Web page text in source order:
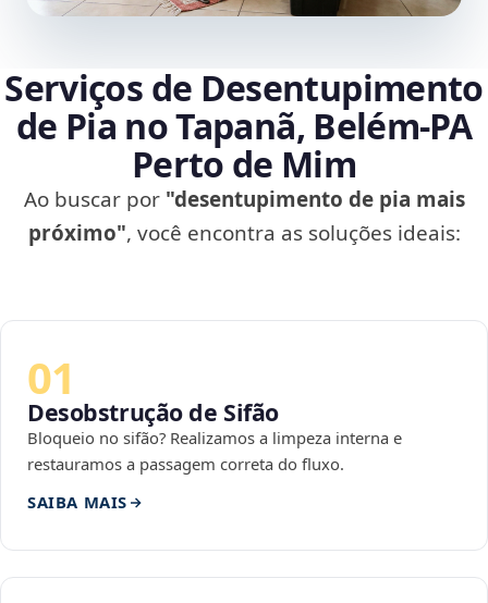
Serviços de Desentupimento
de Pia no Tapanã, Belém‑PA
Perto de Mim
Ao buscar por "desentupimento de pia mais
próximo", você encontra as soluções ideais:
01
Desobstrução de Sifão
Bloqueio no sifão? Realizamos a limpeza interna e
restauramos a passagem correta do fluxo.
SAIBA MAIS